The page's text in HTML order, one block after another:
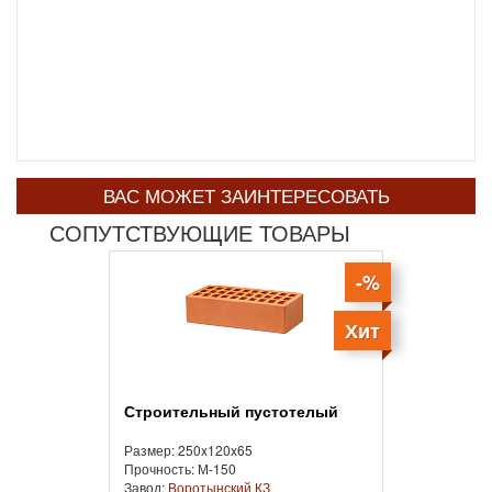
ВАС МОЖЕТ ЗАИНТЕРЕСОВАТЬ
СОПУТСТВУЮЩИЕ ТОВАРЫ
-%
Хит
Строительный пустотелый
Размер: 250x120x65
Прочность: М-150
Завод: Воротынский КЗ